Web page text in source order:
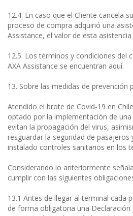
12.4. En caso que el Cliente cancela
proceso de compra adquirió una
Assistance, el valor de esta
12.5. Los términos y condiciones del
AXA Assistance se encuentran aquí.
13. Sobre las medidas de prevención
Atendido el brote de Covid-19 en
optado por la implementación de
evitan la propagación del virus,
resguardar la seguridad de pasajeros
instalado controles sanitarios en los
Considerando lo anteriormente
cumplir con las siguientes
13.1 Antes de llegar al terminal cada
de forma obligatoria una Declaración